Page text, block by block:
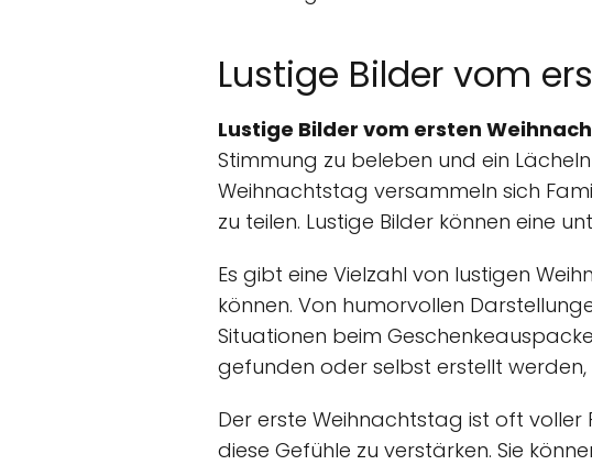
Lustige Bilder vom
Lustige Bilder vom ersten
Stimmung zu beleben und ein
Weihnachtstag versammeln sich
zu teilen. Lustige Bilder können eine
Es gibt eine Vielzahl von lustigen
können. Von humorvollen
Situationen beim
gefunden oder selbst erstellt
Der erste Weihnachtstag ist oft
diese Gefühle zu verstärken. Sie